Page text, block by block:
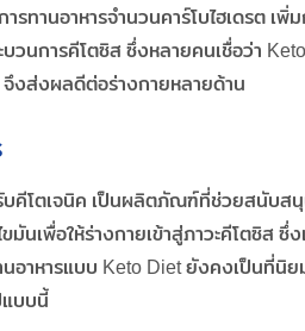
ทานอาหารจำนวนคาร์โบไฮเดรต เพิ่
วนการคีโตซิส ซึ่งหลายคนเชื่อว่า
จึงส่งผลดีต่อร่างกายหลายด้าน
บคีโตเจนิค เป็นผลิตภัณฑ์ที่ช่วยสนับส
มันเพื่อให้ร่างกายเข้าสู่ภาวะคีโตซิส ซึ่
าหารแบบ Keto Diet ยังคงเป็นที่นิย
แบบนี้